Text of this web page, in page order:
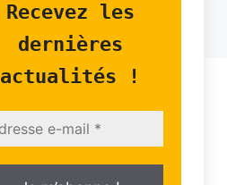
Recevez les
dernières
actualités !